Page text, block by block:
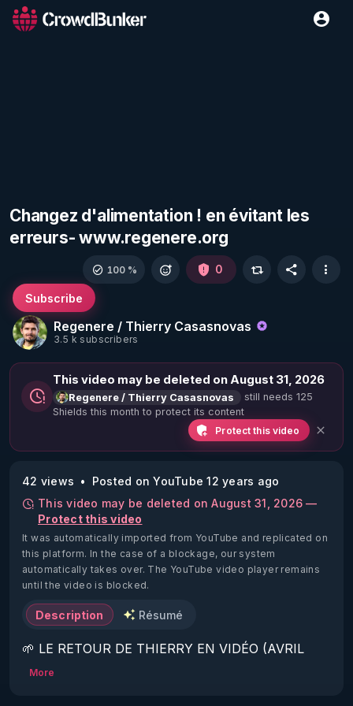
Changez d'alimentation ! en évitant les
erreurs- www.regenere.org
Regenere / Thierry Casasnovas
3.5 k subscribers
Subscribe
100 % 0
This video may be deleted on August 31, 2026
Regenere / Thierry Casasnovas
still needs 125
Shields this month to protect its content
Protect this video
42 views
Posted on YouTube 12 years ago
This video may be deleted on August 31, 2026 —
Protect this video
It was automatically imported from YouTube and replicated on
this platform. In the case of a blockage, our system
automatically takes over. The YouTube video player remains
until the video is blocked.
Description Résumé
🌱 LE RETOUR DE THIERRY EN VIDÉO (AVRIL
2022)!
More